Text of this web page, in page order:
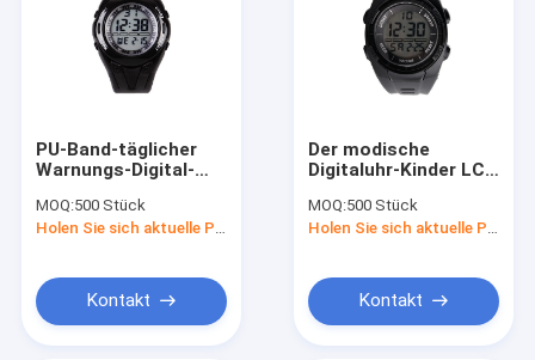
Multifunktions-Digitaluhr
Touch Screen Digitaluhr
Digitaluhr der Männer
Multifunktionssport-Uhr
Metallbügel-Uhr
PU-Band-täglicher
Warnungs-Digital-
Edelstahl-
Rückseiten-Fall
MOQ:500 Stück
Kontakt
Der modische
Digitaluhr-Kinder LCD
beständiges der
sport-der Uhr-30M
MOQ:500 Stück
Kontakt